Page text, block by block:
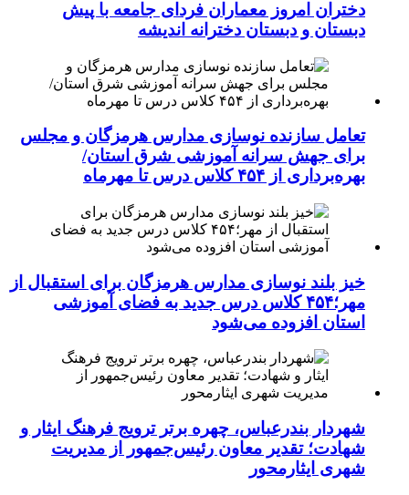
دختران امروز معماران فردای جامعه با پیش
دبستان و دبستان دخترانه اندیشه
تعامل سازنده نوسازی مدارس هرمزگان و مجلس
برای جهش سرانه آموزشی شرق استان/
بهره‌برداری از ۴۵۴ کلاس درس تا مهرماه
خیز بلند نوسازی مدارس هرمزگان برای استقبال از
مهر؛۴۵۴ کلاس درس جدید به فضای آموزشی
استان افزوده می‌شود
شهردار بندرعباس، چهره برتر ترویج فرهنگ ایثار و
شهادت؛ تقدیر معاون رئیس‌جمهور از مدیریت
شهری ایثارمحور